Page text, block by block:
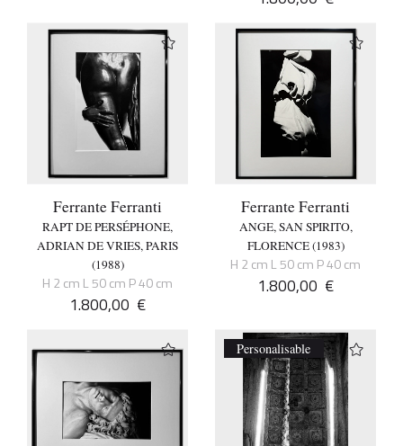
Ferrante Ferranti
RAPT DE PERSÉPHONE,
ADRIAN DE VRIES, PARIS
(1988)
H 2 cm L 50 cm P 40 cm
1.800,00 €
Ferrante Ferranti
ANGE, SAN SPIRITO,
FLORENCE (1983)
H 2 cm L 50 cm P 40 cm
1.800,00 €
Personalisable